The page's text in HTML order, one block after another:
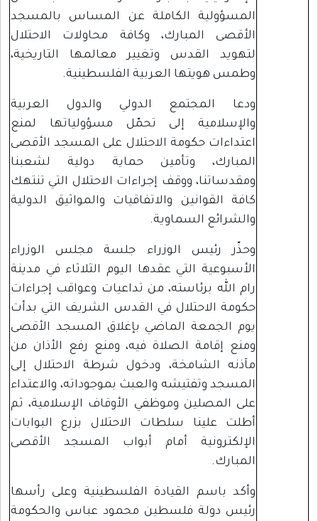
المسؤولية الكاملة عن المساس بالمسجد
الأقصى المبارك، وكافة محاولات الاحتلال
لتهويد القدس وتغيير معالمها التاريخية،
وطمس هويتها العربية الفلسطينية.
ودعا المجتمع الدولي والدول العربية
والإسلامية إلى تحمّل مسؤولياتها لمنع
اعتداءات حكومة الاحتلال على المسجد الأقصى
المبارك، وتأمين حماية دولية لشعبنا
ومقدساتنا، ووقف إجراءات الاحتلال التي تنتهك
كافة القوانين والاتفاقيات والمواثيق الدولية
والشرائع السماوية.
وحذّر رئيس الوزراء جلسة مجلس الوزراء
الأسبوعية التي عقدها اليوم الثلاثاء في مدينة
رام الله برئاسته، من تداعيات وعواقب إجراءات
حكومة الاحتلال في القدس الشريف التي بدأت
يوم الجمعة الماضي بإغلاق المسجد الأقصى
ومنع إقامة الصلاة فيه، ومنع رفع الأذان من
مآذنه الشامخة، ودخول شرطة الاحتلال إلى
المسجد وتفتيشه والعبث بموجوداته، والاعتداء
على المصلين وموظفي الأوقاف الإسلامية، ثم
أطلت علينا سلطات الاحتلال بزرع البوابات
الإلكترونية أمام أبواب المسجد الأقصى
المبارك.
وأكد باسم القيادة الفلسطينية وعلى رأسها
رئيس دولة فلسطين محمود عباس والحكومة